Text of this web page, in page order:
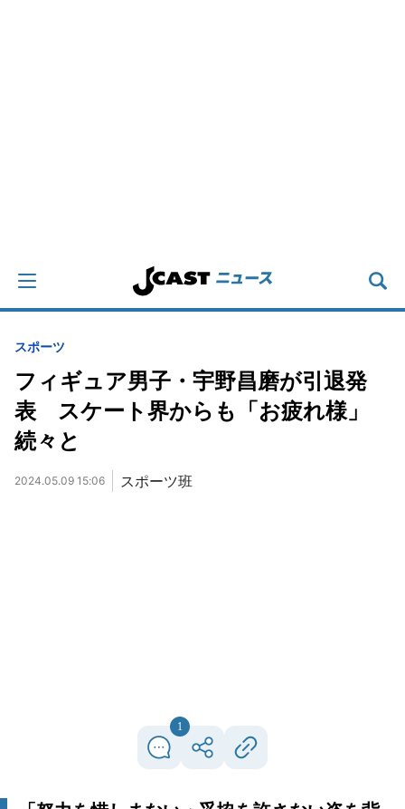
スポーツ
フィギュア男子・宇野昌磨が引退発
表 スケート界からも「お疲れ様」
続々と
2024.05.09 15:06 スポーツ班
1